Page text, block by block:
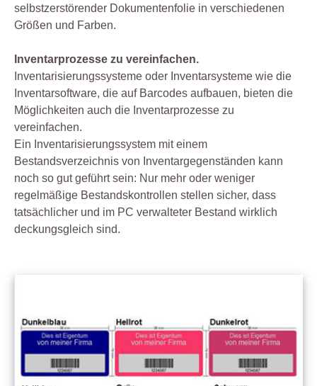
selbstzerstörender Dokumentenfolie in verschiedenen
Größen und Farben.
Inventarprozesse zu vereinfachen.
Inventarisierungssysteme oder Inventarsysteme wie die
Inventarsoftware, die auf Barcodes aufbauen, bieten die
Möglichkeiten auch die Inventarprozesse zu
vereinfachen.
Ein Inventarisierungssystem mit einem
Bestandsverzeichnis von Inventargegenständen kann
noch so gut geführt sein: Nur mehr oder weniger
regelmäßige Bestandskontrollen stellen sicher, dass
tatsächlicher und im PC verwalteter Bestand wirklich
deckungsgleich sind.